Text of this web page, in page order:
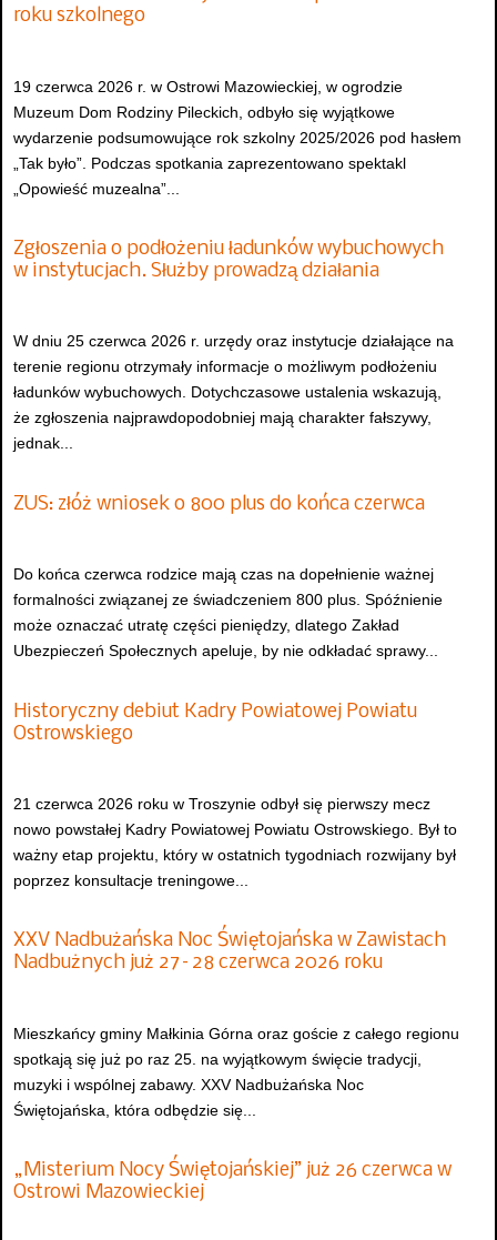
roku szkolnego
19 czerwca 2026 r. w Ostrowi Mazowieckiej, w ogrodzie
Muzeum Dom Rodziny Pileckich, odbyło się wyjątkowe
wydarzenie podsumowujące rok szkolny 2025/2026 pod hasłem
„Tak było”. Podczas spotkania zaprezentowano spektakl
„Opowieść muzealna”...
Zgłoszenia o podłożeniu ładunków wybuchowych
w instytucjach. Służby prowadzą działania
W dniu 25 czerwca 2026 r. urzędy oraz instytucje działające na
terenie regionu otrzymały informacje o możliwym podłożeniu
ładunków wybuchowych. Dotychczasowe ustalenia wskazują,
że zgłoszenia najprawdopodobniej mają charakter fałszywy,
jednak...
ZUS: złóż wniosek o 800 plus do końca czerwca
Do końca czerwca rodzice mają czas na dopełnienie ważnej
formalności związanej ze świadczeniem 800 plus. Spóźnienie
może oznaczać utratę części pieniędzy, dlatego Zakład
Ubezpieczeń Społecznych apeluje, by nie odkładać sprawy...
Historyczny debiut Kadry Powiatowej Powiatu
Ostrowskiego
21 czerwca 2026 roku w Troszynie odbył się pierwszy mecz
nowo powstałej Kadry Powiatowej Powiatu Ostrowskiego. Był to
ważny etap projektu, który w ostatnich tygodniach rozwijany był
poprzez konsultacje treningowe...
XXV Nadbużańska Noc Świętojańska w Zawistach
Nadbużnych już 27–28 czerwca 2026 roku
Mieszkańcy gminy Małkinia Górna oraz goście z całego regionu
spotkają się już po raz 25. na wyjątkowym święcie tradycji,
muzyki i wspólnej zabawy. XXV Nadbużańska Noc
Świętojańska, która odbędzie się...
„Misterium Nocy Świętojańskiej” już 26 czerwca w
Ostrowi Mazowieckiej